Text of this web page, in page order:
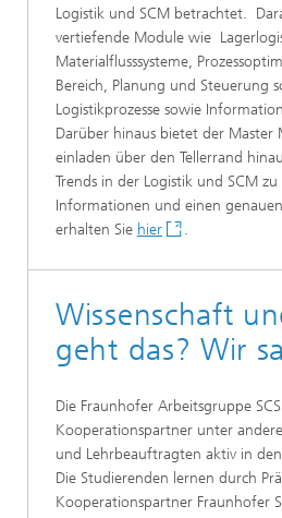
Logistik und SCM betrachtet.
vertiefende Module wie
Materialflusssysteme,
Bereich, Planung und Steuerung
Logistikprozesse sowie
Darüber hinaus bietet der Master
einladen über den Tellerrand
Trends in der Logistik und SCM
Informationen und einen
erhalten Sie hier .
Wissenschaft
geht das? Wir
Die Fraunhofer Arbeitsgruppe
Kooperationspartner unter
und Lehrbeauftragten aktiv in
Die Studierenden lernen durch
Kooperationspartner Fraunhofer